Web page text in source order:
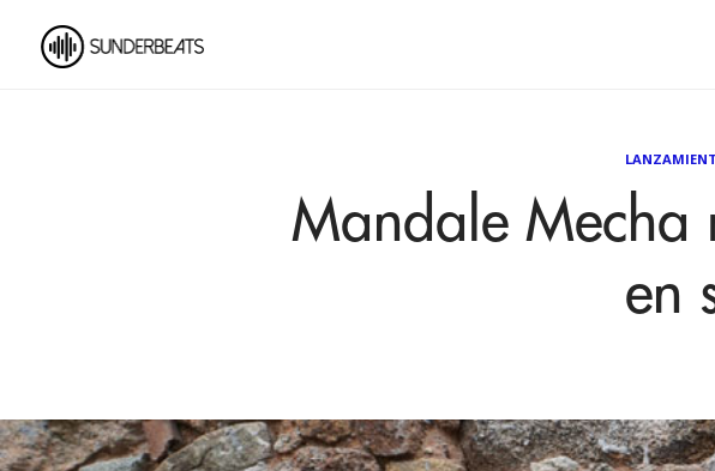
Mandale Mecha
en